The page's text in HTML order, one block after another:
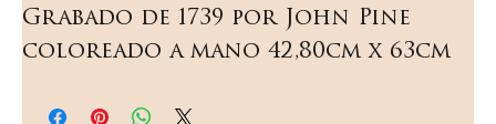
Grabado de 1739 por John Pine
coloreado a mano 42,80cm x 63cm